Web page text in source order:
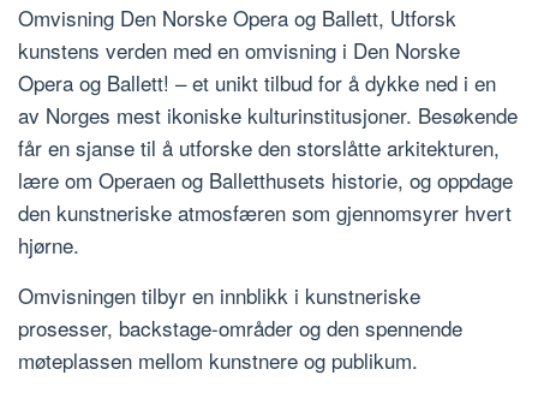
Omvisning Den Norske Opera og Ballett, Utforsk
kunstens verden med en omvisning i Den Norske
Opera og Ballett! – et unikt tilbud for å dykke ned i en
av Norges mest ikoniske kulturinstitusjoner. Besøkende
får en sjanse til å utforske den storslåtte arkitekturen,
lære om Operaen og Balletthusets historie, og oppdage
den kunstneriske atmosfæren som gjennomsyrer hvert
hjørne.
Omvisningen tilbyr en innblikk i kunstneriske
prosesser, backstage-områder og den spennende
møteplassen mellom kunstnere og publikum.